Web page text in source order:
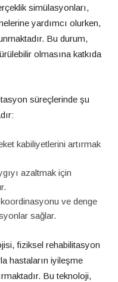
simülasyonları,
yardımcı olurken,
Bu durum,
olmasına katkıda
süreçlerinde şu
kabiliyetlerini artırmak
azaltmak için
ve denge
sağlar.
fiziksel rehabilitasyon
hastaların iyileşme
Bu teknoloji,